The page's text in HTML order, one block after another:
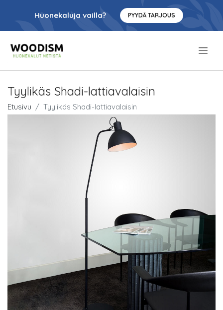
Huonekaluja vailla? PYYDÄ TARJOUS
Tyylikäs Shadi-lattiavalaisin
Etusivu Tyylikäs Shadi-lattiavalaisin